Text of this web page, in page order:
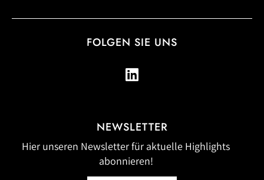
FOLGEN SIE UNS
NEWSLETTER
Hier unseren Newsletter für aktuelle Highlights
abonnieren!